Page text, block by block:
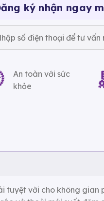
ký nhận ngay
An toàn với sức
khỏe
tuyệt vời cho không gian